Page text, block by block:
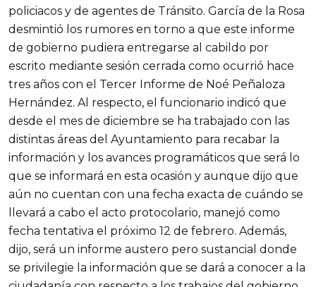
policiacos y de agentes de Tránsito. García de la Rosa
desmintió los rumores en torno a que este informe
de gobierno pudiera entregarse al cabildo por
escrito mediante sesión cerrada como ocurrió hace
tres años con el Tercer Informe de Noé Peñaloza
Hernández. Al respecto, el funcionario indicó que
desde el mes de diciembre se ha trabajado con las
distintas áreas del Ayuntamiento para recabar la
información y los avances programáticos que será lo
que se informará en esta ocasión y aunque dijo que
aún no cuentan con una fecha exacta de cuándo se
llevará a cabo el acto protocolario, manejó como
fecha tentativa el próximo 12 de febrero. Además,
dijo, será un informe austero pero sustancial donde
se privilegie la información que se dará a conocer a la